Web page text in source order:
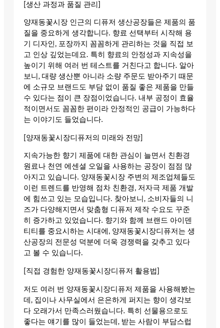
[생산 과정과 품질 관리]
양재동꽃시장 인근의 디퓨저 생산공장들은 제품의 품
질을 중요하게 생각합니다. 향료 선택부터 시작해 용
기 디자인, 포장까지 꼼꼼하게 관리하는 것을 직접 보
고 인상 깊었는데요. 특히 향료의 안정성과 지속성을
높이기 위해 여러 번 테스트를 거친다고 합니다. 알아
보니, 대량 생산뿐 아니라 소량 주문도 받아주기 때문
에 소규모 브랜드도 부담 없이 품질 좋은 제품을 만들
수 있다는 점이 큰 장점이었습니다. 내부 공정이 효율
적이면서도 꼼꼼한 편이라 안정적인 공급이 가능하다
는 이야기도 들었습니다.
[양재동꽃시장디퓨저의 미래와 전망]
지속가능한 향기 제품에 대한 관심이 늘면서 친환경
원료나 천연 에센셜 오일을 사용하는 공장이 점점 많
아지고 있습니다. 양재동꽃시장 주변의 제조업체들도
이런 트렌드를 반영해 점차 친환경, 저자극 제품 개발
에 힘쓰고 있는 모습입니다. 찾아보니, 소비자들의 니
즈가 다양해지면서 맞춤형 디퓨저 제작 수요도 꾸준
히 증가하고 있었습니다. 향기와 함께 브랜드 아이덴
티티를 중요시하는 시대에, 양재동꽃시장디퓨저는 생
산공장의 전문성 덕분에 더욱 경쟁력을 갖추고 있다
고 볼 수 있습니다.
[직접 경험한 양재동꽃시장디퓨저 활용법]
저도 여러 번 양재동꽃시장디퓨저 제품을 사용해봤는
데, 집이나 사무실에서 은은하게 퍼지는 향이 생각보
다 오래가서 만족스러웠습니다. 특히 선물용으로도
좋다는 얘기를 많이 들었는데, 받는 사람이 부담스럽